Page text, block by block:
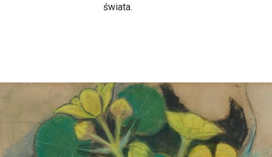
świata.